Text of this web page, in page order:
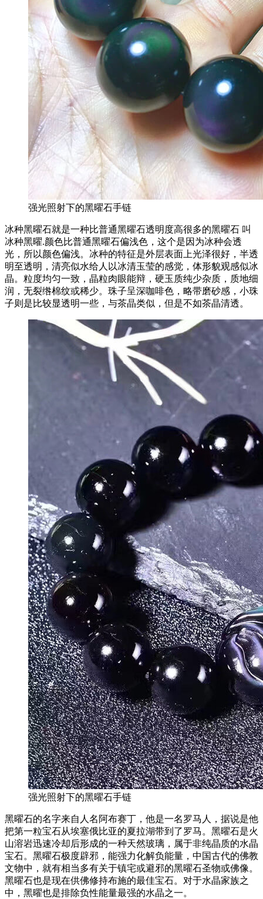
强光照射下的黑曜石手链
冰种黑曜石就是一种比普通黑曜石透明度高很多的黑曜石 叫
冰种黑曜.颜色比普通黑曜石偏浅色，这个是因为冰种会透
光，所以颜色偏浅。冰种的特征是外层表面上光泽很好，半透
明至透明，清亮似水给人以冰清玉莹的感觉，体形貌观感似冰
晶。粒度均匀一致，晶粒肉眼能辩，硬玉质纯少杂质，质地细
润，无裂绺棉纹或稀少。珠子呈深咖啡色，略带磨砂感，小珠
子则是比较显透明一些，与茶晶类似，但是不如茶晶清透。
强光照射下的黑曜石手链
黑曜石的名字来自人名阿布赛丁，他是一名罗马人，据说是他
把第一粒宝石从埃塞俄比亚的夏拉湖带到了罗马。黑曜石是火
山溶岩迅速冷却后形成的一种天然玻璃，属于非纯晶质的水晶
宝石。黑曜石极度辟邪，能强力化解负能量，中国古代的佛教
文物中，就有相当多有关于镇宅或避邪的黑曜石圣物或佛像。
黑曜石也是现在供佛修持布施的最佳宝石。对于水晶家族之
中，黑曜也是排除负性能量最强的水晶之一。